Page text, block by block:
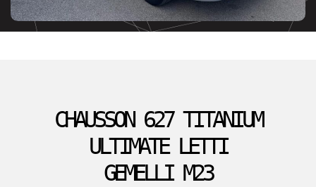
CHAUSSON 627 TITANIUM
ULTIMATE LETTI
GEMELLI M23